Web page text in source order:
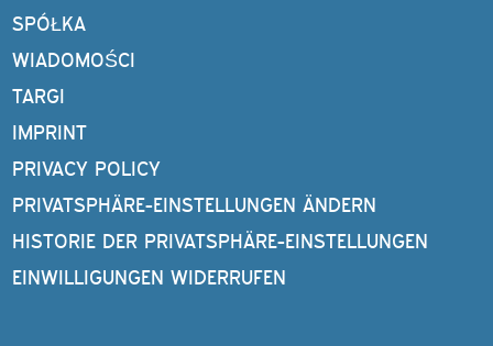
SPÓŁKA
WIADOMOŚCI
TARGI
IMPRINT
PRIVACY POLICY
PRIVATSPHÄRE-EINSTELLUNGEN ÄNDERN
HISTORIE DER PRIVATSPHÄRE-EINSTELLUNGEN
EINWILLIGUNGEN WIDERRUFEN